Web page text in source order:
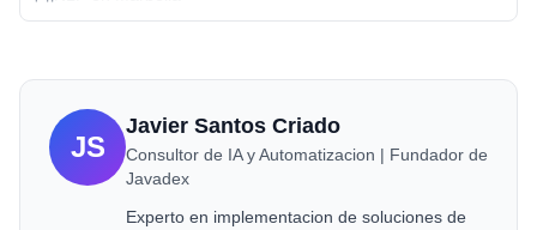
JS
Javier Santos Criado
Consultor de IA y Automatizacion | Fundador de
Javadex
Experto en implementacion de soluciones de